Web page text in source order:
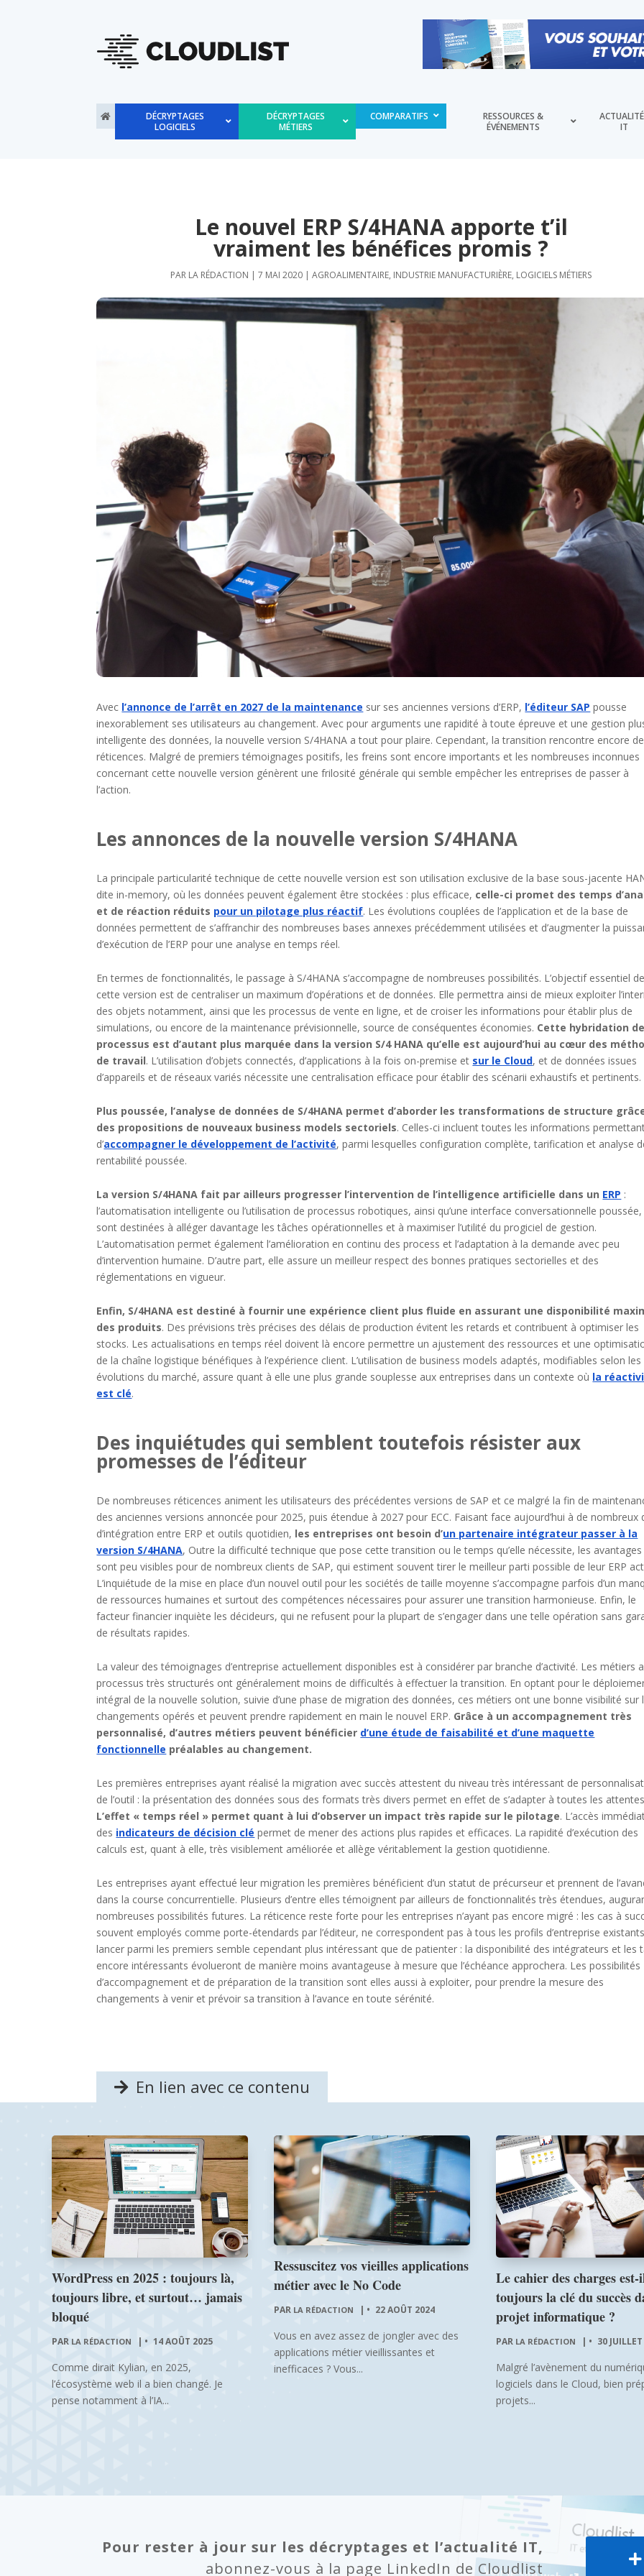
DÉCRYPTAGES
LOGICIELS
DÉCRYPTAGES
MÉTIERS
COMPARATIFS
RESSOURCES &
ÉVÉNEMENTS
IT
Le nouvel ERP S/4HANA apporte t’il
vraiment les bénéfices promis ?
PAR LA RÉDACTION |7 MAI 2020 |AGROALIMENTAIRE, INDUSTRIE MANUFACTURIÈRE, LOGICIELS MÉTIERS
Avec l’annonce de l’arrêt en 2027 de la maintenance sur ses anciennes versions d’ERP, l’éditeur SAP pousse
inexorablement ses utilisateurs au changement. Avec pour arguments une rapidité à toute épreuve et une gestion
intelligente des données, la nouvelle version S/4HANA a tout pour plaire. Cependant, la transition rencontre encore
réticences. Malgré de premiers témoignages positifs, les freins sont encore importants et les nombreuses inconnues
concernant cette nouvelle version génèrent une frilosité générale qui semble empêcher les entreprises de passer à
l’action.
Les annonces de la nouvelle version S/4HANA
La principale particularité technique de cette nouvelle version est son utilisation exclusive de la base sous-jacente
dite in-memory, où les données peuvent également être stockées : plus efficace, celle-ci promet des temps
et de réaction réduits pour un pilotage plus réactif. Les évolutions couplées de l’application et de la base de
données permettent de s’affranchir des nombreuses bases annexes précédemment utilisées et d’augmenter la
d’exécution de l’ERP pour une analyse en temps réel.
En termes de fonctionnalités, le passage à S/4HANA s’accompagne de nombreuses possibilités. L’objectif essentiel de
cette version est de centraliser un maximum d’opérations et de données. Elle permettra ainsi de mieux exploiter
des objets notamment, ainsi que les processus de vente en ligne, et de croiser les informations pour établir plus de
simulations, ou encore de la maintenance prévisionnelle, source de conséquentes économies. Cette hybridation
processus est d’autant plus marquée dans la version S/4 HANA qu’elle est aujourd’hui au cœur des
de travail. L’utilisation d’objets connectés, d’applications à la fois on-premise et sur le Cloud, et de données issues
d’appareils et de réseaux variés nécessite une centralisation efficace pour établir des scénarii exhaustifs et pertinents.
Plus poussée, l’analyse de données de S/4HANA permet d’aborder les transformations de structure
des propositions de nouveaux business models sectoriels. Celles-ci incluent toutes les informations
d’accompagner le développement de l’activité, parmi lesquelles configuration complète, tarification et analyse
rentabilité poussée.
La version S/4HANA fait par ailleurs progresser l’intervention de l’intelligence artificielle dans un ERP :
l’automatisation intelligente ou l’utilisation de processus robotiques, ainsi qu’une interface conversationnelle poussée,
sont destinées à alléger davantage les tâches opérationnelles et à maximiser l’utilité du progiciel de gestion.
L’automatisation permet également l’amélioration en continu des process et l’adaptation à la demande avec peu
d’intervention humaine. D’autre part, elle assure un meilleur respect des bonnes pratiques sectorielles et des
réglementations en vigueur.
Enfin, S/4HANA est destiné à fournir une expérience client plus fluide en assurant une disponibilité
des produits. Des prévisions très précises des délais de production évitent les retards et contribuent à optimiser les
stocks. Les actualisations en temps réel doivent là encore permettre un ajustement des ressources et une
de la chaîne logistique bénéfiques à l’expérience client. L’utilisation de business models adaptés, modifiables selon les
évolutions du marché, assure quant à elle une plus grande souplesse aux entreprises dans un contexte où la
est clé.
Des inquiétudes qui semblent toutefois résister aux
promesses de l’éditeur
De nombreuses réticences animent les utilisateurs des précédentes versions de SAP et ce malgré la fin de
des anciennes versions annoncée pour 2025, puis étendue à 2027 pour ECC. Faisant face aujourd’hui à de nombreux
d’intégration entre ERP et outils quotidien, les entreprises ont besoin d’un partenaire intégrateur passer à la
version S/4HANA, Outre la difficulté technique que pose cette transition ou le temps qu’elle nécessite, les avantages
sont peu visibles pour de nombreux clients de SAP, qui estiment souvent tirer le meilleur parti possible de leur ERP
L’inquiétude de la mise en place d’un nouvel outil pour les sociétés de taille moyenne s’accompagne parfois d’un
de ressources humaines et surtout des compétences nécessaires pour assurer une transition harmonieuse. Enfin, le
facteur financier inquiète les décideurs, qui ne refusent pour la plupart de s’engager dans une telle opération sans
de résultats rapides.
La valeur des témoignages d’entreprise actuellement disponibles est à considérer par branche d’activité. Les métiers
processus très structurés ont généralement moins de difficultés à effectuer la transition. En optant pour le
intégral de la nouvelle solution, suivie d’une phase de migration des données, ces métiers ont une bonne visibilité sur
changements opérés et peuvent prendre rapidement en main le nouvel ERP. Grâce à un accompagnement très
personnalisé, d’autres métiers peuvent bénéficier d’une étude de faisabilité et d’une maquette
fonctionnelle préalables au changement.
Les premières entreprises ayant réalisé la migration avec succès attestent du niveau très intéressant de
de l’outil : la présentation des données sous des formats très divers permet en effet de s’adapter à toutes les
L’effet « temps réel » permet quant à lui d’observer un impact très rapide sur le pilotage. L’accès
des indicateurs de décision clé permet de mener des actions plus rapides et efficaces. La rapidité d’exécution des
calculs est, quant à elle, très visiblement améliorée et allège véritablement la gestion quotidienne.
Les entreprises ayant effectué leur migration les premières bénéficient d’un statut de précurseur et prennent de
dans la course concurrentielle. Plusieurs d’entre elles témoignent par ailleurs de fonctionnalités très étendues,
nombreuses possibilités futures. La réticence reste forte pour les entreprises n’ayant pas encore migré : les cas à
souvent employés comme porte-étendards par l’éditeur, ne correspondent pas à tous les profils d’entreprise
lancer parmi les premiers semble cependant plus intéressant que de patienter : la disponibilité des intégrateurs et les
encore intéressants évolueront de manière moins avantageuse à mesure que l’échéance approchera. Les possibilités
d’accompagnement et de préparation de la transition sont elles aussi à exploiter, pour prendre la mesure des
changements à venir et prévoir sa transition à l’avance en toute sérénité.
En lien avec ce contenu
WordPress en 2025 : toujours là,
toujours libre, et surtout… jamais
bloqué
PAR LA RÉDACTION 14 AOÛT 2025
Comme dirait Kylian, en 2025,
l’écosystème web il a bien changé. Je
pense notamment à l’IA...
Ressuscitez vos vieilles applications
métier avec le No Code
PAR LA RÉDACTION | 22 AOÛT 2024
Vous en avez assez de jongler avec des
applications métier vieillissantes et
inefficaces ? Vous...
Le cahier des charges est-
toujours la clé du succès
projet informatique ?
PAR LA RÉDACTION 30
Malgré l’avènement du
logiciels dans le Cloud, bien
projets...
Pour rester à jour sur les décryptages et l’actualité IT,
abonnez-vous à la page LinkedIn de Cloudlist